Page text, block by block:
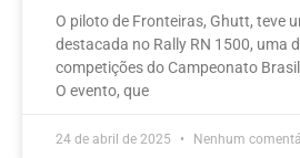
O piloto de Fronteiras, Ghutt, teve
destacada no Rally RN 1500, uma
competições do Campeonato
O evento, que
24 de abril de 2025 Nenhum